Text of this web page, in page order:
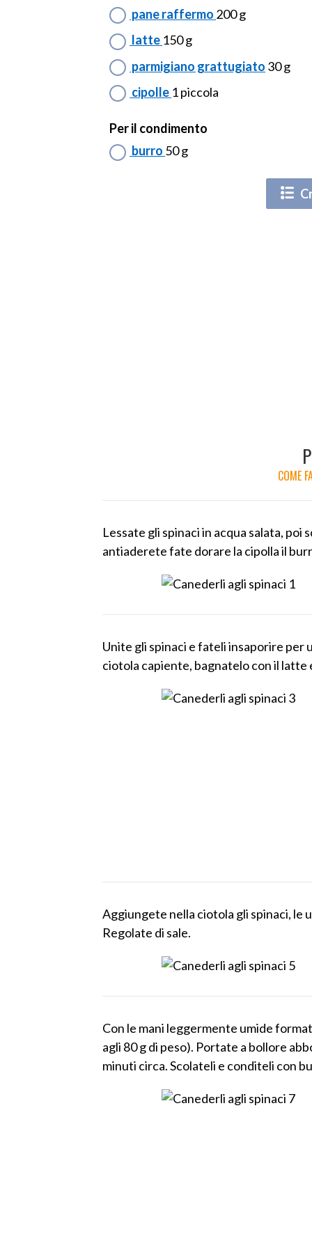
pane raffermo 200 g
latte 150 g
parmigiano grattugiato 30 g
cipolle 1 piccola
Per il condimento
burro 50 g
COME
Lessate gli spinaci in acqua salata,
antiaderete fate dorare la cipolla il
Unite gli spinaci e fateli insaporire per
ciotola capiente, bagnatelo con il latte
Aggiungete nella ciotola gli spinaci, le
Regolate di sale.
Con le mani leggermente umide
agli 80 g di peso). Portate a bollore
minuti circa. Scolateli e conditeli con